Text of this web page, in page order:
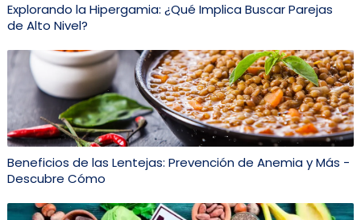
Explorando la Hipergamia: ¿Qué Implica Buscar Parejas
de Alto Nivel?
Beneficios de las Lentejas: Prevención de Anemia y Más -
Descubre Cómo